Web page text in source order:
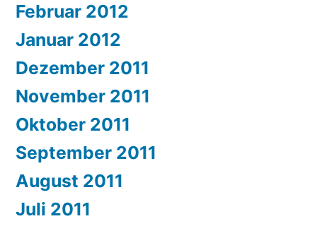
Februar 2012
Januar 2012
Dezember 2011
November 2011
Oktober 2011
September 2011
August 2011
Juli 2011